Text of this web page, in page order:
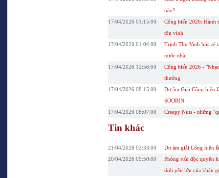
nào?
17/04/2026 01:15:00
Cống hiến 2026: Hành
tôn vinh
17/04/2026 01:04:00
Trịnh Thu Vinh hứa sẽ
nước nhà
17/04/2026 12:56:00
Cống hiến 2026 -
thưởng
17/04/2026 08:15:00
Dư âm Giải Cống hiến
SOOBIN
17/04/2026 08:07:00
Creepy Nuts - những
Tin khác
21/04/2026 02:33:00
Dư âm giải Cống hiến
20/04/2026 05:50:00
Phỏng vấn độc quyền
tình yêu lớn của khán